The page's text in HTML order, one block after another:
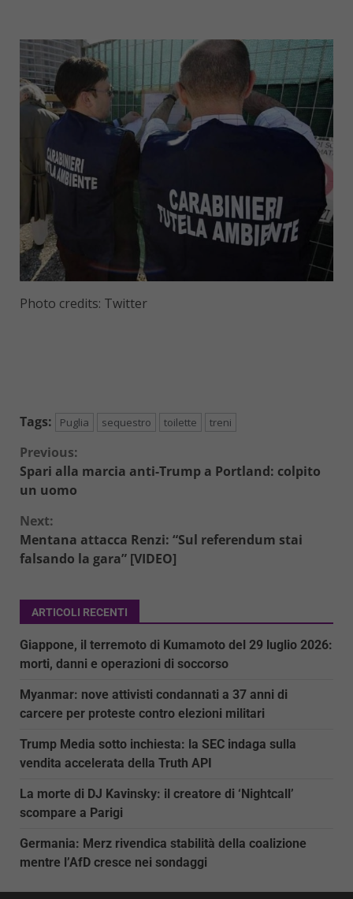
Photo credits: Twitter
Tags: Puglia sequestro toilette treni
Continue
Reading
Previous:
Spari alla marcia anti-Trump a Portland: colpito
un uomo
Next:
Mentana attacca Renzi: “Sul referendum stai
falsando la gara” [VIDEO]
ARTICOLI RECENTI
Giappone, il terremoto di Kumamoto del 29 luglio 2026:
morti, danni e operazioni di soccorso
Myanmar: nove attivisti condannati a 37 anni di
carcere per proteste contro elezioni militari
Trump Media sotto inchiesta: la SEC indaga sulla
vendita accelerata della Truth API
La morte di DJ Kavinsky: il creatore di ‘Nightcall’
scompare a Parigi
Germania: Merz rivendica stabilità della coalizione
mentre l’AfD cresce nei sondaggi